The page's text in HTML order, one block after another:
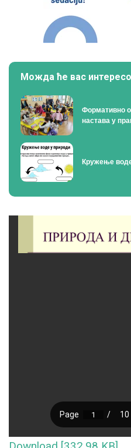
Можда ће вас
Формативно
настава у
Кружење